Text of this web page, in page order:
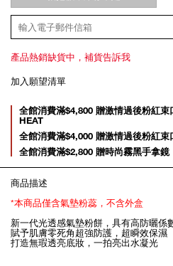
產品熱銷缺貨中，補貨告訴我
加入願望清單
Promotions
全館消費滿$4,800 贈激情過後粉紅
HEAT
全館消費滿$4,000 贈激情過後粉紅束
全館消費滿$2,800 贈時尚霧黑手拿鏡
商品描述
*本商品僅含氣墊粉蕊，不含外盒
新一代光透感氣墊粉餅，具有高防曬係
賦予肌膚零死角超強防護，超瞬效保濕
打造無瑕透亮底妝，一拍亮出水凝光